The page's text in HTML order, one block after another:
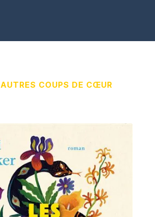
COUPS DE CŒUR